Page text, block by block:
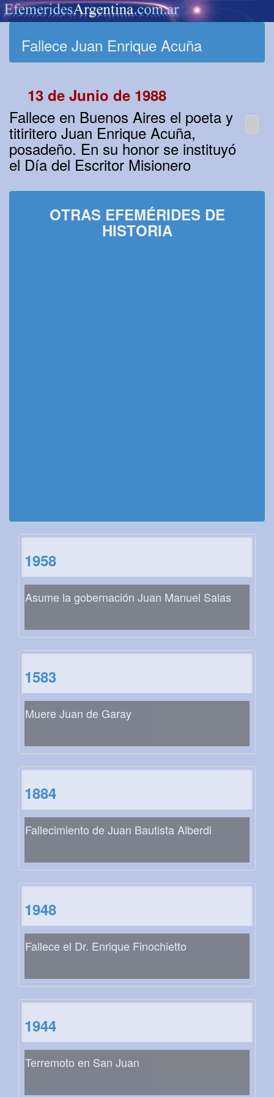
Fallece Juan Enrique Acuña
13 de Junio de 1988
Fallece en Buenos Aires el poeta y
titiritero Juan Enrique Acuña,
posadeño. En su honor se instituyó
el Día del Escritor Misionero
OTRAS EFEMÉRIDES DE
HISTORIA
1958
Asume la gobernación Juan Manuel Salas
1583
Muere Juan de Garay
1884
Fallecimiento de Juan Bautista Alberdi
1948
Fallece el Dr. Enrique Finochietto
1944
Terremoto en San Juan